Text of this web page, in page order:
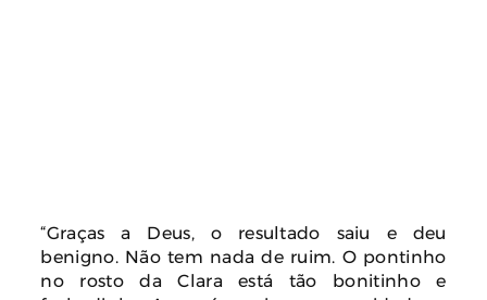
“Graças a Deus, o resultado saiu e deu
benigno. Não tem nada de ruim. O pontinho
no rosto da Clara está tão bonitinho e